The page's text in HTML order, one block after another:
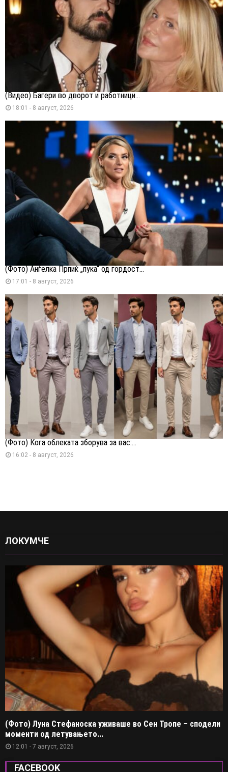
(Видео) Багери во дворот и работници...
18:01 - 8 август, 2026
(Фото) Анѓелка Прпиќ „пука“ од гордост...
17:01 - 8 август, 2026
(Фото) Кога облеката зборува за вас:...
16:02 - 8 август, 2026
ЛОКУМЧЕ
(Фото) Луна Стефаноска уживаше во Сен Тропе – сподели
моменти од летувањето...
12:01 - 7 август, 2026
FACEBOOK